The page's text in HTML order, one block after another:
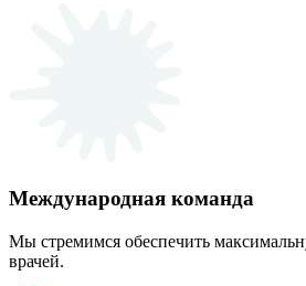
Международная команда
Мы стремимся обеспечить
врачей.